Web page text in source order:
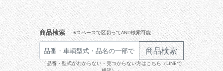
商品検索 ※スペースで区切ってAND検索可能
商品検索
「品番・型式がわからない・見つからない方はこちら（LINEで